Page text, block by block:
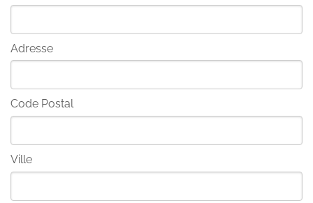
Adresse
Code Postal
Ville